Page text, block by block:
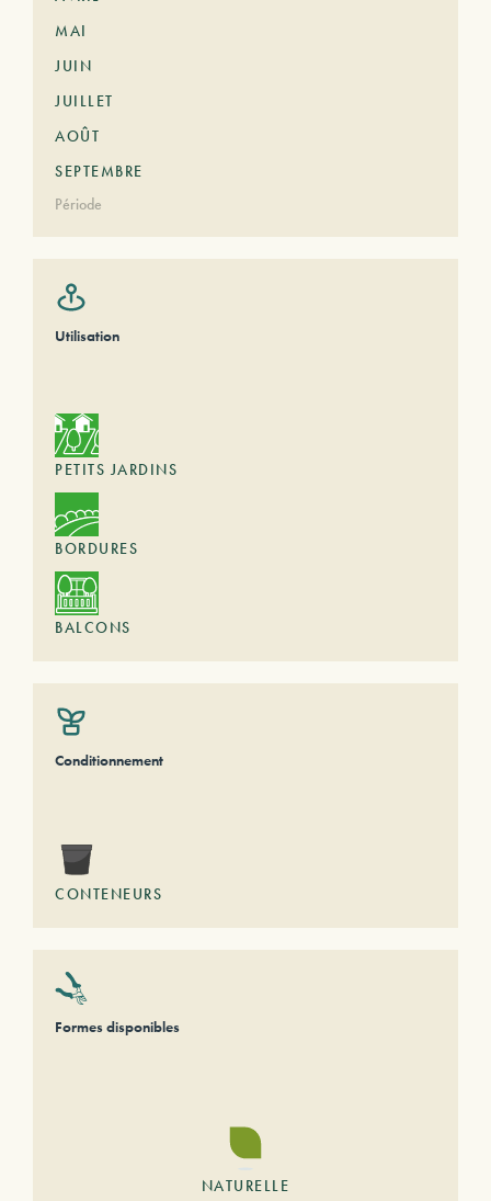
MAI
JUIN
JUILLET
AOÛT
SEPTEMBRE
Période
Utilisation
PETITS JARDINS
BORDURES
BALCONS
Conditionnement
CONTENEURS
Formes disponibles
NATURELLE